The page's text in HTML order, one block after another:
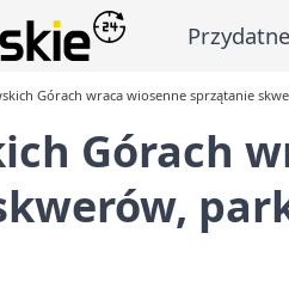
Przydatne
Górach wraca wiosenne sprzątanie
Górach